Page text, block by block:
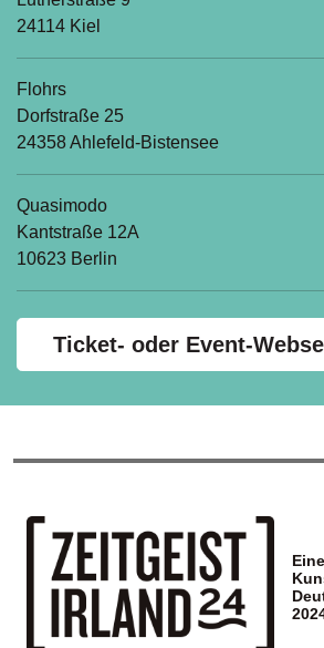
24114 Kiel
Flohrs
Dorfstraße 25
24358 Ahlefeld-Bistensee
Quasimodo
Kantstraße 12A
10623 Berlin
Ticket- oder Event-